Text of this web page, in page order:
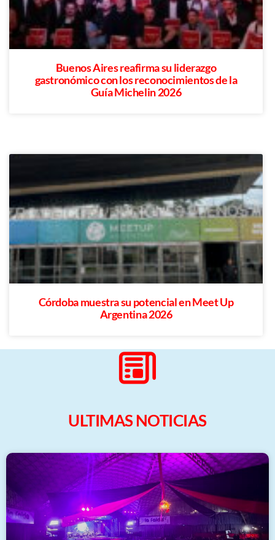
Buenos Aires reafirma su liderazgo
gastronómico con los reconocimientos de la
Guía Michelin 2026
Córdoba muestra su potencial en Meet Up
Argentina 2026
ULTIMAS NOTICIAS